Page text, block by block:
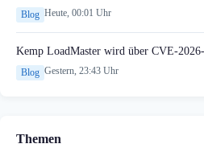
Blog Heute, 00:01 Uhr
Kemp LoadMaster wird über CVE-
Blog Gestern, 23:43 Uhr
Themen